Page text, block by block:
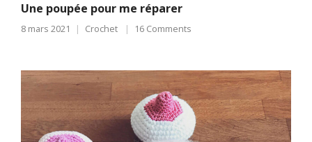
Une poupée pour me réparer
8 mars 2021 Crochet 16 Comments